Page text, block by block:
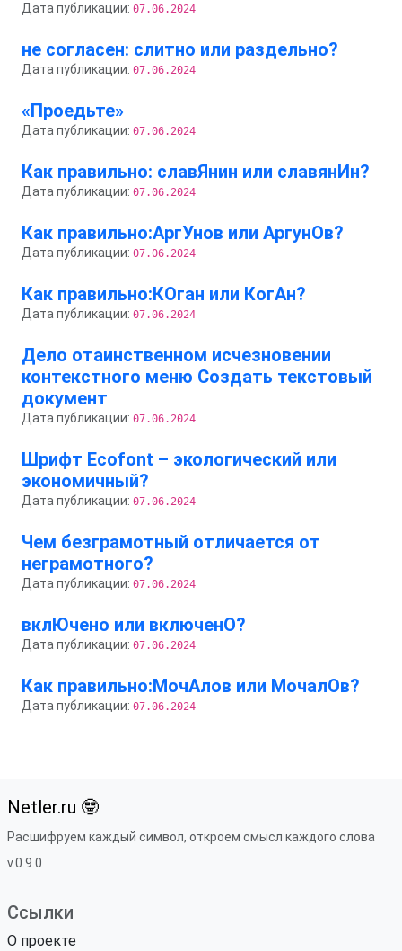
Дата публикации: 07.06.2024
не согласен: слитно или раздельно?
Дата публикации: 07.06.2024
«Проедьте»
Дата публикации: 07.06.2024
Как правильно: славЯнин или славянИн?
Дата публикации: 07.06.2024
Как правильно:АргУнов или АргунОв?
Дата публикации: 07.06.2024
Как правильно:КОган или КогАн?
Дата публикации: 07.06.2024
Дело отаинственном исчезновении
контекстного меню Создать текстовый
документ
Дата публикации: 07.06.2024
Шрифт Ecofont – экологический или
экономичный?
Дата публикации: 07.06.2024
Чем безграмотный отличается от
неграмотного?
Дата публикации: 07.06.2024
вклЮчено или включенО?
Дата публикации: 07.06.2024
Как правильно:МочАлов или МочалОв?
Дата публикации: 07.06.2024
Netler.ru 🤓
Расшифруем каждый символ, откроем смысл каждого слова
v.0.9.0
Ссылки
О проекте